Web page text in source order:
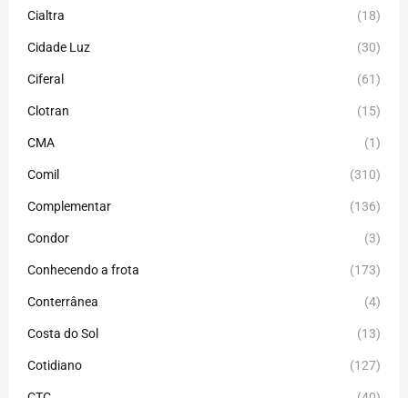
Cialtra (18)
Cidade Luz (30)
Ciferal (61)
Clotran (15)
CMA (1)
Comil (310)
Complementar (136)
Condor (3)
Conhecendo a frota (173)
Conterrânea (4)
Costa do Sol (13)
Cotidiano (127)